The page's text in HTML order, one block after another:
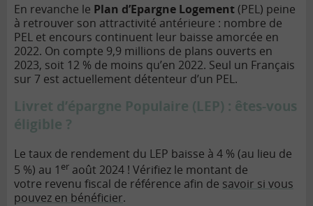
En revanche le Plan d’Epargne Logement(PEL) peine
à retrouver son attractivité antérieure : nombre de
PEL et encours continuent leur baisse amorcée en
2022. On compte 9,9 millions de plans ouverts en
2023, soit 12 % de moins qu’en 2022. Seul un Français
sur 7 est actuellement détenteur d’un PEL.
Livret d’épargne Populaire (LEP) : êtes-vous
éligible ?
Le taux de rendement du LEP baisse à 4 % (au lieu de
5 %) au 1 er août 2024 ! Vérifiez le montant de
votre revenu fiscal de référence afin de savoir si vous
pouvez en bénéficier.